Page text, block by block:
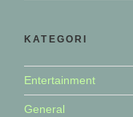
KATEGORI
Entertainment
General